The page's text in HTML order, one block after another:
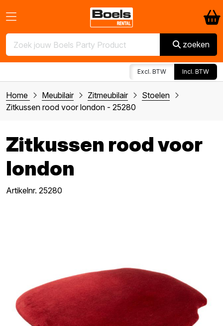
zoeken
Excl. BTW Incl. BTW
Home Meubilair Zitmeubilair
Stoelen
Zitkussen rood voor london - 25280
Zitkussen rood voor
london
Artikelnr. 25280